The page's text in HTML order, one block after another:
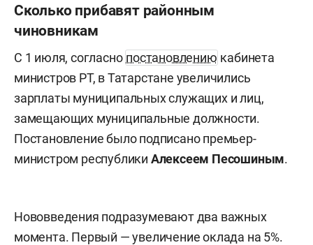
Сколько прибавят районным
чиновникам
С 1 июля, согласно постановлению кабинета
министров РТ, в Татарстане увеличились
зарплаты муниципальных служащих и лиц,
замещающих муниципальные должности.
Постановление было подписано премьер-
министром республики Алексеем Песошиным.
Нововведения подразумевают два важных
момента. Первый — увеличение оклада на 5%.